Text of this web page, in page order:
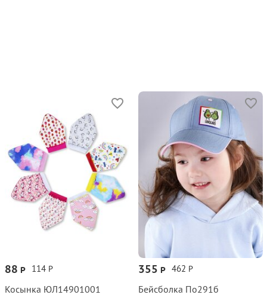
114 Р
88 Р
Косынка ЮЛ14901001
462 Р
355 Р
Бейсболка По291б